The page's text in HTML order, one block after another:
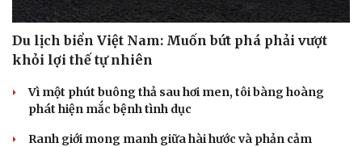
Cải chính
Du lịch biển Việt Nam: Muốn bứt phá phải vượt
khỏi lợi thế tự nhiên
Vì một phút buông thả sau hơi men, tôi bàng hoàng
phát hiện mắc bệnh tình dục
Ranh giới mong manh giữa hài hước và phản cảm